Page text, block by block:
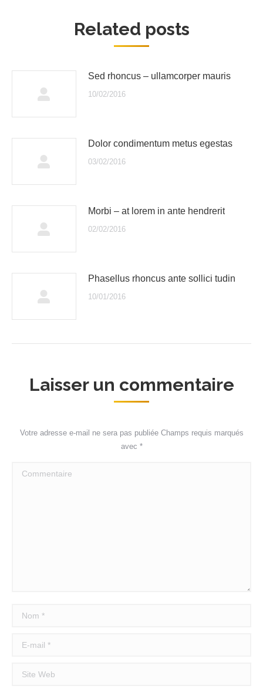
Related posts
Sed rhoncus – ullamcorper mauris
10/02/2016
Dolor condimentum metus egestas
03/02/2016
Morbi – at lorem in ante hendrerit
02/02/2016
Phasellus rhoncus ante sollici tudin
10/01/2016
Laisser un commentaire
Votre adresse e-mail ne sera pas publiée Champs requis marqués
avec *
Commentaire
Nom *
E-mail *
Site Web